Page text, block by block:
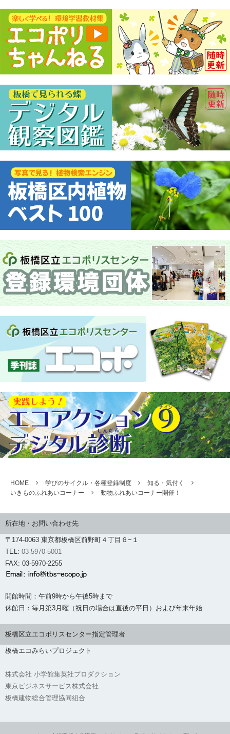
HOME 学びのサイクル・各種登録制度
知る・気付く
いきものふれあいコーナー
動物ふれあいコーナー開催！
所在地・お問い合わせ先
〒174-0063 東京都板橋区前野町４丁目６−１
TEL: 03-5970-5001
FAX: 03-5970-2255
開館時間：午前9時から午後5時まで
休館日：毎月第3月曜（祝日の場合は直後の平日）および年末年始
板橋区立エコポリスセンター指定管理者
板橋エコみらいプロジェクト
株式会社 小学館集英社プロダクション
東京ビジネスサービス株式会社
板橋建物総合管理協同組合